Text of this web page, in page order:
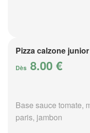
Pizza calzone junior
Dès 8.00 €
Base sauce tomate,
paris, jambon